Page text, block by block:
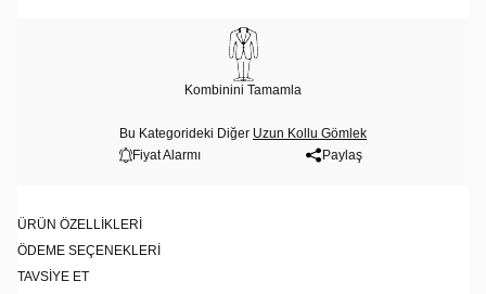
Kombinini Tamamla
Bu Kategorideki Diğer Uzun Kollu Gömlek
Fiyat Alarmı
Paylaş
ÜRÜN ÖZELLIKLERI
ÖDEME SEÇENEKLERI
TAVSIYE ET